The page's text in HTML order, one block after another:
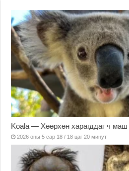
Koala — Хөөрхөн харагддаг ч маш
2026 оны 5 сар 18 / 18 цаг 20 минут